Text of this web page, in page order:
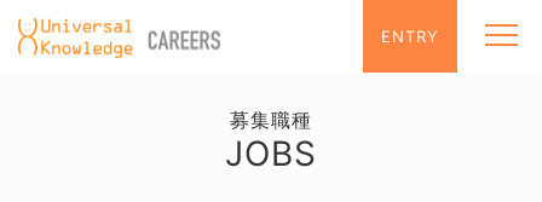
ENTRY メニュ
メッセ
募集職種
JOBS